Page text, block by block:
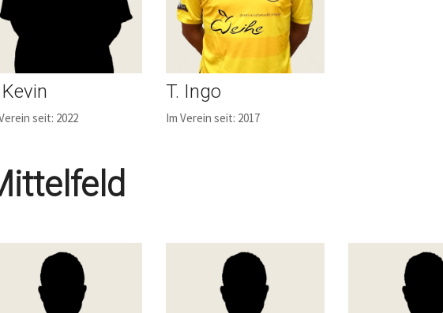
Kevin
seit: 2022
T. Ingo
Im Verein seit: 2017